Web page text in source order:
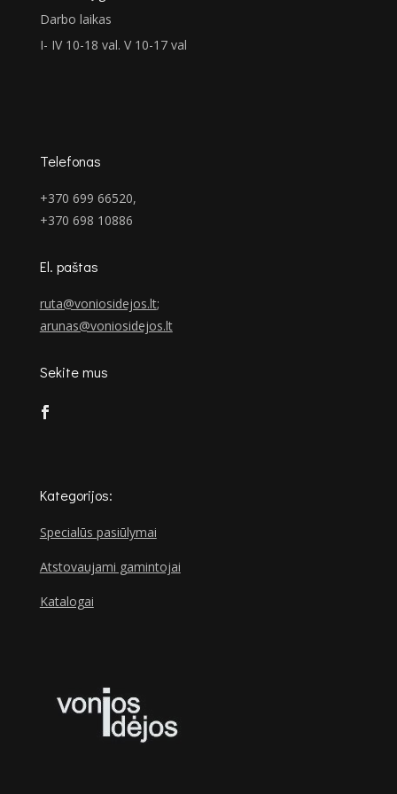
Darbo laikas
I- IV 10-18 val. V 10-17 val
Telefonas
+370 699 66520,
+370 698 10886
El. paštas
ruta@voniosidejos.lt;
arunas@voniosidejos.lt
Sekite mus
Kategorijos:
Specialūs pasiūlymai
Atstovaujami gamintojai
Katalogai